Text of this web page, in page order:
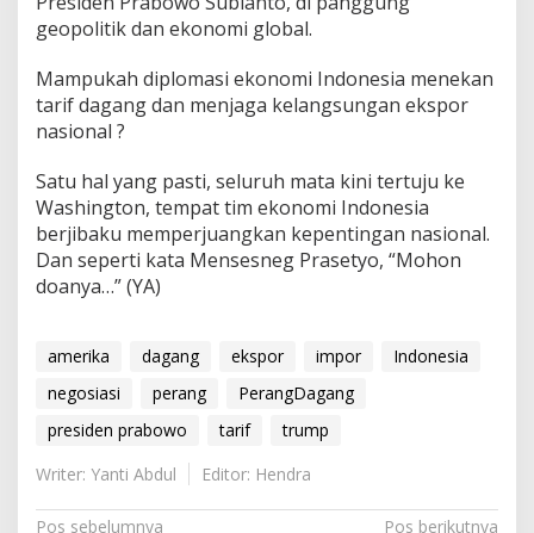
geopolitik dan ekonomi global.
Mampukah diplomasi ekonomi Indonesia menekan
tarif dagang dan menjaga kelangsungan ekspor
nasional ?
Satu hal yang pasti, seluruh mata kini tertuju ke
Washington, tempat tim ekonomi Indonesia
berjibaku memperjuangkan kepentingan nasional.
Dan seperti kata Mensesneg Prasetyo, “Mohon
doanya…” (YA)
amerika dagang ekspor impor
Indonesia
negosiasi
perang
PerangDagang
presiden prabowo
tarif
trump
Writer: Yanti Abdul
Editor: Hendra
Pos sebelumnya Pos berikutnya